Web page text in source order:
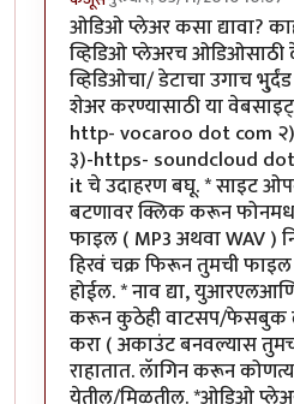
ओडिओ प्लेअर कसा द्यावा?
व्हिडिओ प्लेअरच ओडिओसाठी
व्हिडिओचा/ डेटाचा उगाच
शेअर करण्यासाठी या
http- vocaroo dot com
३)-https- soundcloud
it चे उदाहरण बघू. * साइट
बटणावर क्लिक करून
फाइल ( MP3 अथवा WAV )
हिरवं चक्र फिरून तुमची
होईल. * नाव द्या,
करून कुठेही वाटसप/फेसबुक
करा ( अकाउंट बनवल्यास
राहातात. लॅागिन करून